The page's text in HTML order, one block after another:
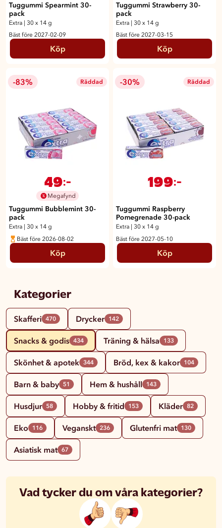
Tuggummi Spearmint 30-
pack
Extra | 30 x 14 g
Bäst före 2027-02-09
Köp
Tuggummi Strawberry 30-
pack
Extra | 30 x 14 g
Bäst före 2027-03-15
Köp
-83% Räddad
49:-
Megafynd
Tuggummi Bubblemint 30-
pack
Extra
30 x 14 g
Bäst före 2026-08-02
Köp
-30% Räddad
199:-
Tuggummi Raspberry
Pomegrenade 30-pack
Extra
30 x 14 g
Bäst före 2027-05-10
Köp
Kategorier
Skafferi 470 Drycker 142
Snacks & godis 434 Träning & hälsa 133
Skönhet & apotek 344 Bröd, kex & kakor 104
Barn & baby 51 Hem & hushåll 143
Husdjur 58 Hobby & fritid 153 Kläder 82
Eko 116 Veganskt 236 Glutenfri mat 130
Asiatisk mat 67
Vad tycker du om våra kategorier?